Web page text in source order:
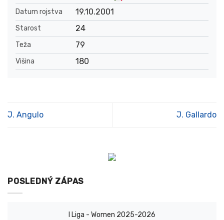
Datum rojstva 19.10.2001
Starost 24
Teža 79
Višina 180
J. Angulo J. Gallardo
POSLEDNÝ ZÁPAS
I Liga - Women 2025-2026